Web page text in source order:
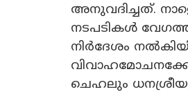
അനുവദിച്ചത്.
നടപടികൾ
നിർദേശം
ചെഹലും